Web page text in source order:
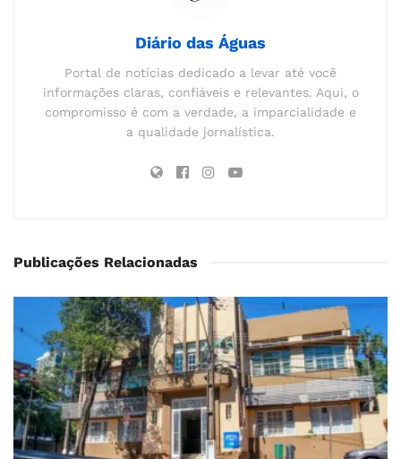
Diário das Águas
Portal de notícias dedicado a levar até você
informações claras, confiáveis e relevantes. Aqui, o
compromisso é com a verdade, a imparcialidade e
a qualidade jornalística.
Publicações Relacionadas